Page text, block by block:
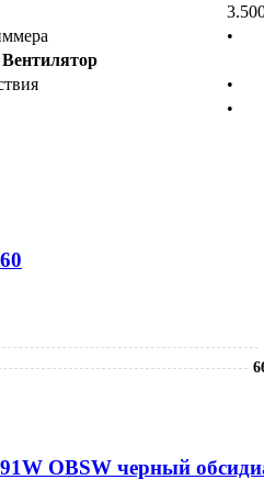
•
Вентилятор
•
•
OBSW черный